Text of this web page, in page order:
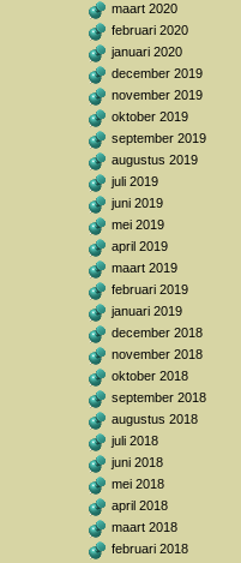
maart 2020
februari 2020
januari 2020
december 2019
november 2019
oktober 2019
september 2019
augustus 2019
juli 2019
juni 2019
mei 2019
april 2019
maart 2019
februari 2019
januari 2019
december 2018
november 2018
oktober 2018
september 2018
augustus 2018
juli 2018
juni 2018
mei 2018
april 2018
maart 2018
februari 2018